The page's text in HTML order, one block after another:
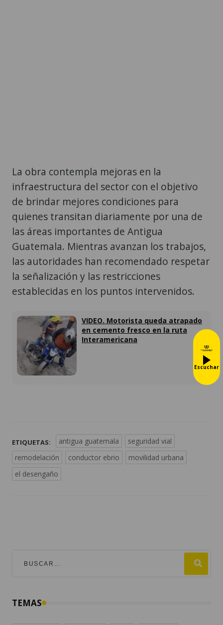
La obra contempla mejoras en la
infraestructura del sector con el objetivo
de brindar mejores condiciones para
quienes transitan diariamente por una de
las áreas importantes de Antigua
Guatemala. Mientras avanzan los trabajos,
las autoridades han recomendado respetar
la señalización y las restricciones
establecidas en los puntos intervenidos.
VIDEO. Motorista queda atrapado
en cemento fresco en la ruta
Interamericana
ETIQUETAS: antigua guatemala
seguridad vial
remodelación
conductor ebrio
movilidad urbana
el desengaño
TEMAS
Escuchar